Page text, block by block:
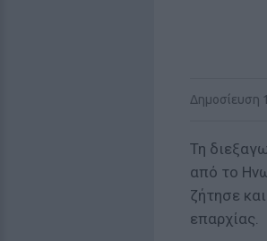
Δημοσίευση
Τη
από το
ζήτησε
επαρχίας.